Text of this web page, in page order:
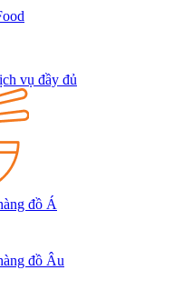
vụ đầy đủ
đồ Á
đồ Âu